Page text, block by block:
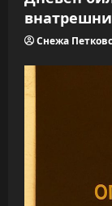
Снежа